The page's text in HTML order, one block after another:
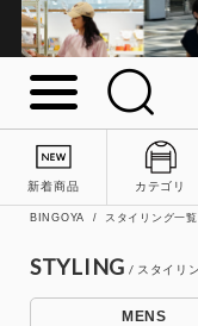
新着商品 カテゴリ
BINGOYA スタイリング一覧
STYLING
MENS